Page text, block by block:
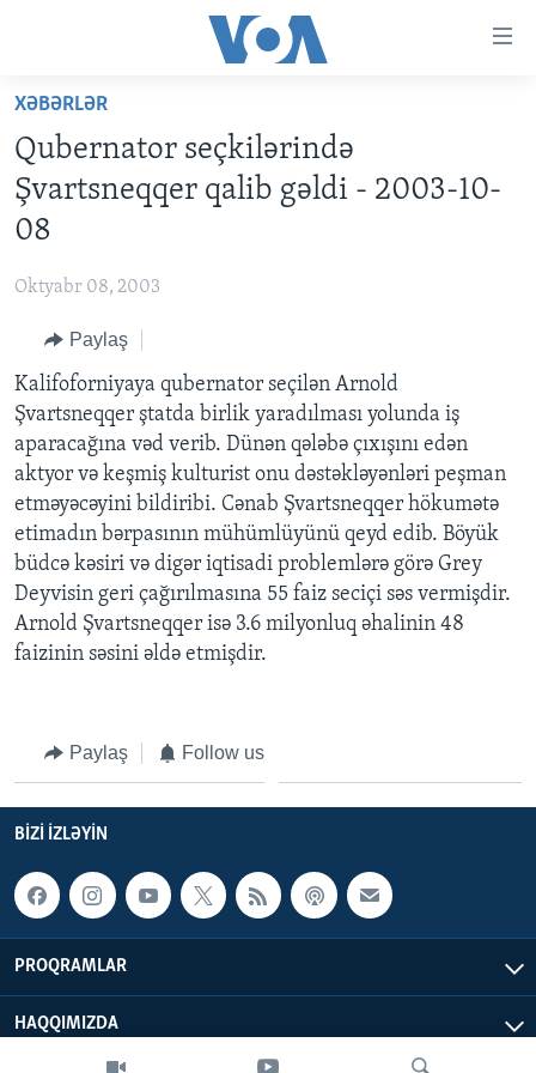
Skip
main
content
Skip
main
Navigation
Search
ANA SƏHİFƏ
PROQRAMLAR
AMERIKA İCMALI
FAKTLAR NƏ DEYIR?
AZƏRBAYCAN
UKRAYNA BÖHRANI
İSRAIL-HƏMAS MÜNAQIŞƏSI
ABŞ
ABŞ SEÇKILƏRI 2024
İRAN AZƏRBAYCANI
VIDEOLAR
MEDIA AZADLIĞI
BAŞ MƏQALƏ
LEARNING ENGLISH
BIZI IZLƏYIN
XƏBƏRLƏR
Qubernator seçkilərində
Şvartsneqqer qalib gəldi - 2003-10-
08
Oktyabr 08, 2003
Paylaş
Kalifoforniyaya qubernator seçilən Arnold
Şvartsneqqer ştatda birlik yaradılması yolunda iş
aparacağına vəd verib. Dünən qələbə çıxışını edən
aktyor və keşmiş kulturist onu dəstəkləyənləri peşman
etməyəcəyini bildiribi. Cənab Şvartsneqqer hökumətə
etimadın bərpasının mühümlüyünü qeyd edib. Böyük
büdcə kəsiri və digər iqtisadi problemlərə görə Grey
Deyvisin geri çağırılmasına 55 faiz seciçi səs vermişdir.
Arnold Şvartsneqqer isə 3.6 milyonluq əhalinin 48
faizinin səsini əldə etmişdir.
Paylaş Follow us
BIZI IZLƏYIN
PROQRAMLAR
HAQQIMIZDA